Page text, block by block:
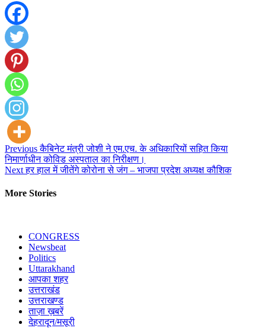
Continue
Reading
Previousकैबिनेट मंत्री जोशी ने एम.एच. के अधिकारियों सहित किया
निमार्णाधीन कोविड अस्पताल का निरीक्षण।
Nextहर हाल में जीतेंगे कोरोना से जंग – भाजपा प्रदेश अध्यक्ष कौशिक
More Stories
CONGRESS
Newsbeat
Politics
Uttarakhand
आपका शहर
उत्तराखंड
उत्तराखण्ड
ताज़ा ख़बरें
देहरादून/मसूरी